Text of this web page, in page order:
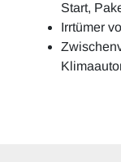
Start,
Irrtümer